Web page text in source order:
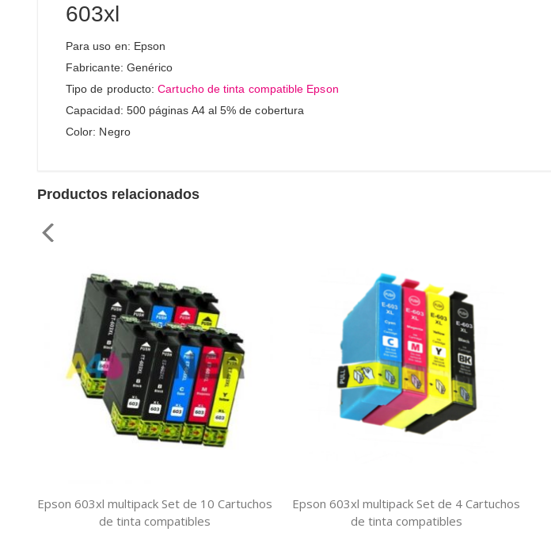
603xl
Para uso en: Epson
Fabricante: Genérico
Tipo de producto:Cartucho de tinta compatible Epson
Capacidad: 500 páginas A4 al 5% de cobertura
Color: Negro
Productos relacionados
Epson 603xl multipack Set de 10 Cartuchos
de tinta compatibles
Epson 603xl multipack Set de 4 Cartuchos
de tinta compatibles